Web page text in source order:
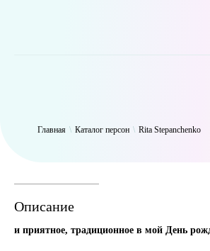
Главная \ Каталог персон \ Rita Stepanchenko
Описание
и приятное, традиционное в мой День